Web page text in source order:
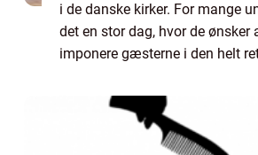
i de danske kirker. For mange
det en stor dag, hvor de ønsker
imponere gæsterne i den helt